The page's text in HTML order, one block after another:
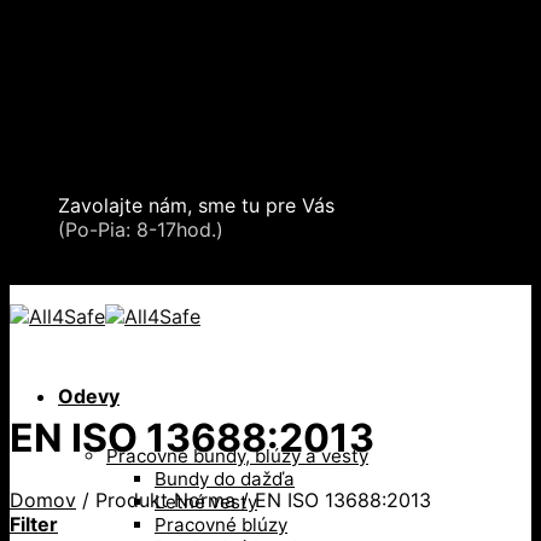
Zavolajte nám, sme tu pre Vás
(Po-Pia: 8-17hod.)
Odevy
Pracovné bundy, blúzy a vesty
Bundy do dažďa
Letné vesty
Pracovné blúzy
EN ISO 13688:2013
Domov / Produkt Norma/EN ISO 13688:2013
Filter